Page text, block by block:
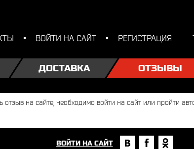
ВОЙТИ НА САЙТ РЕГИСТРАЦИЯ
ДОСТАВКА ОТЗЫВЫ
ВОЙТИ НА САЙТ